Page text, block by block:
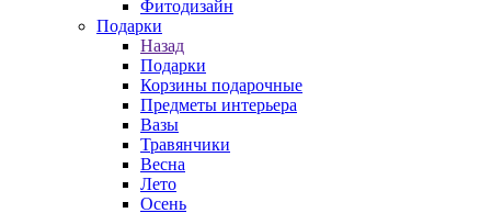
Фитодизайн
Подарки
Назад
Подарки
Корзины подарочные
Предметы интерьера
Вазы
Травянчики
Весна
Лето
Осень